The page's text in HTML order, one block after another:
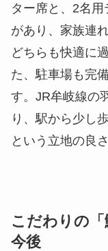
ター席と、2名
があり、家族連
どちらも快適に
た、駐車場も完
す。JR牟岐線の
り、駅から少し
という立地の良
こだわりの
今後